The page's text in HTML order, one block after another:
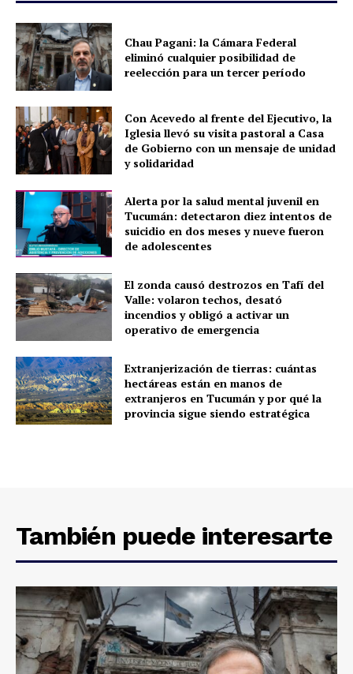
Chau Pagani: la Cámara Federal
eliminó cualquier posibilidad de
reelección para un tercer período
Con Acevedo al frente del Ejecutivo, la
Iglesia llevó su visita pastoral a Casa
de Gobierno con un mensaje de unidad
y solidaridad
Alerta por la salud mental juvenil en
Tucumán: detectaron diez intentos de
suicidio en dos meses y nueve fueron
de adolescentes
El zonda causó destrozos en Tafí del
Valle: volaron techos, desató
incendios y obligó a activar un
operativo de emergencia
Extranjerización de tierras: cuántas
hectáreas están en manos de
extranjeros en Tucumán y por qué la
provincia sigue siendo estratégica
También puede interesarte